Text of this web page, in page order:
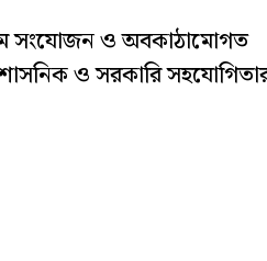
সংযোজন ও অবকাঠামোগত
ও সরকারি